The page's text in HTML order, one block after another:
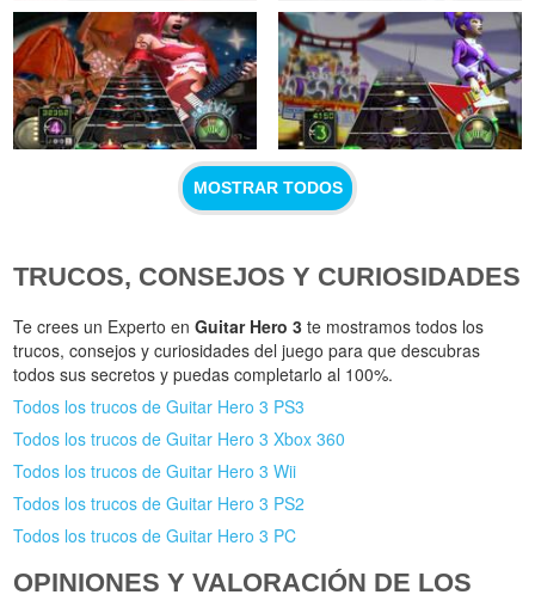
MOSTRAR TODOS
TRUCOS, CONSEJOS Y CURIOSIDADES
Te crees un Experto enGuitar Hero 3 te mostramos todos los
trucos, consejos y curiosidades del juego para que descubras
todos sus secretos y puedas completarlo al 100%.
Todos los trucos de Guitar Hero 3 PS3
Todos los trucos de Guitar Hero 3 Xbox 360
Todos los trucos de Guitar Hero 3 Wii
Todos los trucos de Guitar Hero 3 PS2
Todos los trucos de Guitar Hero 3 PC
OPINIONES Y VALORACIÓN DE LOS